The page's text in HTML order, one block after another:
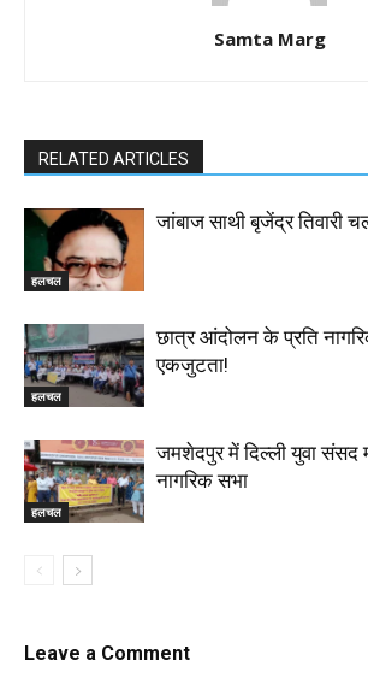
Samta Marg
RELATED ARTICLES
हलचल
जांबाज साथी बृजेंद्र तिवारी
हलचल
छात्र आंदोलन के प्रति
एकजुटता!
हलचल
जमशेदपुर में दिल्ली युवा संसद
नागरिक सभा
Leave a Comment